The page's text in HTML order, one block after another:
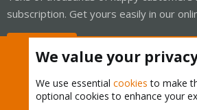
subscription. Get yours easily in our
We value your
We use essential cookies to make
optional cookies to enhance your